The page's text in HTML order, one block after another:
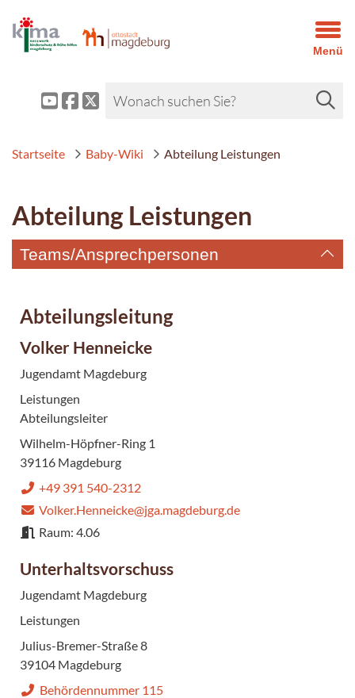
Menü
Startseite Baby-Wiki Abteilung Leistungen
Abteilung Leistungen
Teams/Ansprechpersonen
Abteilungsleitung
Volker Henneicke
Jugendamt Magdeburg
Leistungen
Abteilungsleiter
Wilhelm-Höpfner-Ring 1
39116 Magdeburg
+49 391 540-2312
Volker.Henneicke@jga.magdeburg.de
Raum: 4.06
Unterhaltsvorschuss
Jugendamt Magdeburg
Leistungen
Julius-Bremer-Straße 8
39104 Magdeburg
Behördennummer 115